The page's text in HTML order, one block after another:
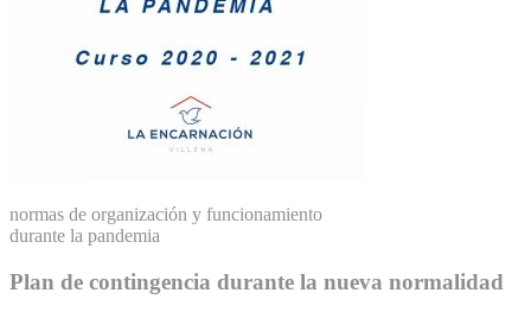
normas de organización y funcionamiento
durante la pandemia
Plan de contingencia durante la nueva normalidad